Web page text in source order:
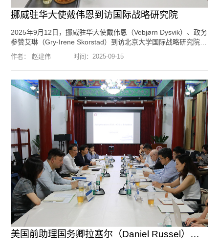
挪威驻华大使戴伟恩到访国际战略研究院
2025年9月12日，挪威驻华大使戴伟恩（Vebjørn Dysvik）、政务
参赞艾琳（Gry-Irene Skorstad）到访北京大学国际战略研究院，
与我院创始院长王缉思教授，北京大学国际关系学院博士后、助
理研究员赵建伟围绕大国关系、中国与挪威关系、全球和地区热
作者： 赵建伟 时间： 2025-09-15
美国前助理国务卿拉塞尔（Daniel Russel）到访北京大学国际战略研究...